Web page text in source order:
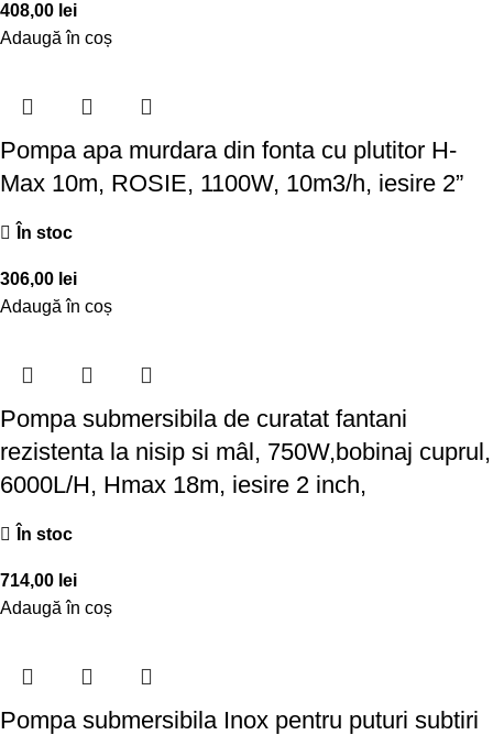
408,00 lei
Adaugă în coș
Pompa apa murdara din fonta cu plutitor H-
Max 10m, ROSIE, 1100W, 10m3/h, iesire 2”
În stoc
306,00 lei
Adaugă în coș
Pompa submersibila de curatat fantani
rezistenta la nisip si mâl, 750W,bobinaj cuprul,
6000L/H, Hmax 18m, iesire 2 inch,
În stoc
714,00 lei
Adaugă în coș
Pompa submersibila Inox pentru puturi subtiri